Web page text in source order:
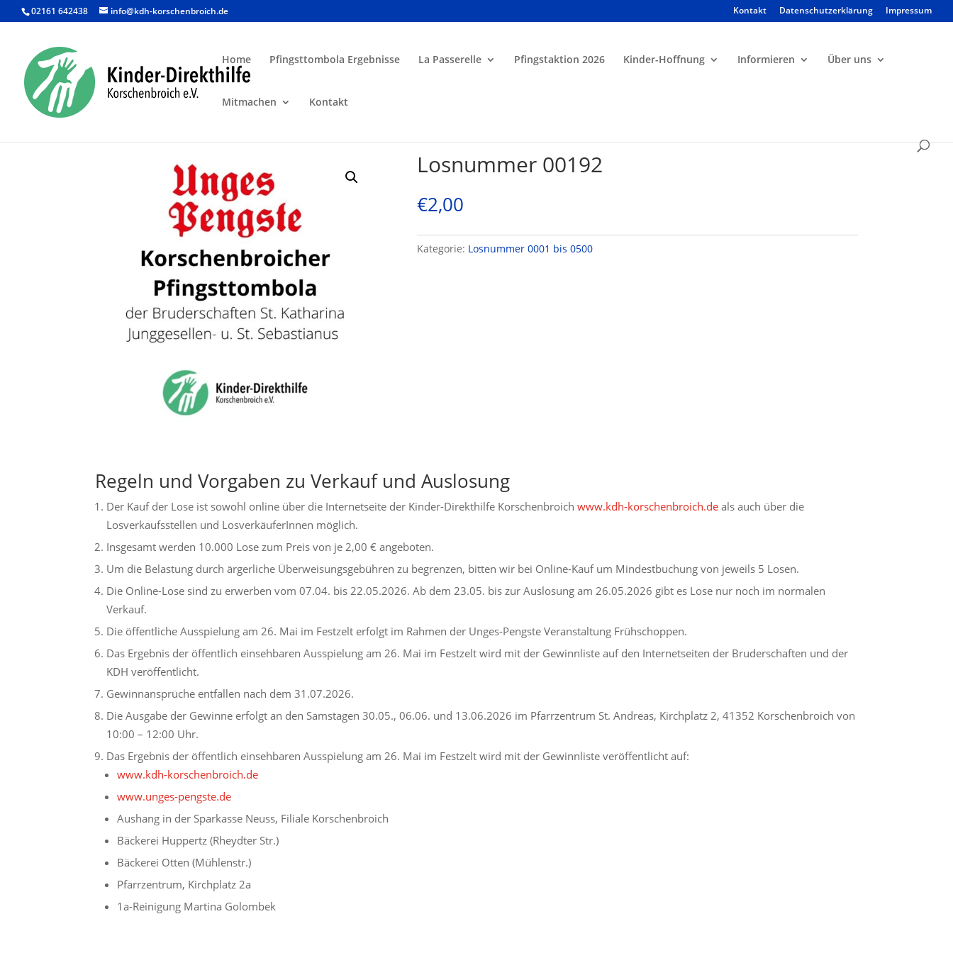
02161 642438 info@kdh-korschenbroich.de Kontakt Datenschutzerklärung Impressum
Home Pfingsttombola Ergebnisse La Passerelle Pfingstaktion 2026 Kinder-Hoffnung Informieren Über uns
Mitmachen Kontakt
Products
Losnummer 00192
€2,00
Kategorie: Losnummer 0001 bis 0500
Regeln und Vorgaben zu Verkauf und Auslosung
Der Kauf der Lose ist sowohl online über die Internetseite der Kinder-Direkthilfe Korschenbroichwww.kdh-korschenbroich.de als auch über die
Losverkaufsstellen und LosverkäuferInnen möglich.
Insgesamt werden 10.000 Lose zum Preis von je 2,00 € angeboten.
Um die Belastung durch ärgerliche Überweisungsgebühren zu begrenzen, bitten wir bei Online-Kauf um Mindestbuchung von jeweils 5 Losen.
Die Online-Lose sind zu erwerben vom 07.04. bis 22.05.2026. Ab dem 23.05. bis zur Auslosung am 26.05.2026 gibt es Lose nur noch im normalen
Verkauf.
Die öffentliche Ausspielung am 26. Mai im Festzelt erfolgt im Rahmen der Unges-Pengste Veranstaltung Frühschoppen.
Das Ergebnis der öffentlich einsehbaren Ausspielung am 26. Mai im Festzelt wird mit der Gewinnliste auf den Internetseiten der Bruderschaften und der
KDH veröffentlicht.
Gewinnansprüche entfallen nach dem 31.07.2026.
Die Ausgabe der Gewinne erfolgt an den Samstagen 30.05., 06.06. und 13.06.2026 im Pfarrzentrum St. Andreas, Kirchplatz 2, 41352 Korschenbroich von
10:00 – 12:00 Uhr.
Das Ergebnis der öffentlich einsehbaren Ausspielung am 26. Mai im Festzelt wird mit der Gewinnliste veröffentlicht auf:
www.kdh-korschenbroich.de
www.unges-pengste.de
Aushang in der Sparkasse Neuss, Filiale Korschenbroich
Bäckerei Huppertz (Rheydter Str.)
Bäckerei Otten (Mühlenstr.)
Pfarrzentrum, Kirchplatz 2a
1a-Reinigung Martina Golombek